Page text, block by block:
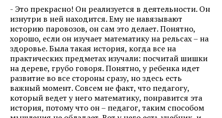
- Это прекрасно! Он реализуется в деятельности. Он
изнутри в ней находится. Ему не навязывают
историю паровозов, он сам это делает. Понятно,
хорошо, если он изучает математику на рельсах – на
здоровье. Была такая история, когда все на
практических предметах изучали: посчитай шишки
на дереве, грубо говоря. Понятно, у ребенка идет
развитие во все стороны сразу, но здесь есть
важный момент. Совсем не факт, что педагогу,
который ведет у него математику, понравится эта
история, потому что он – педагог, таким способом